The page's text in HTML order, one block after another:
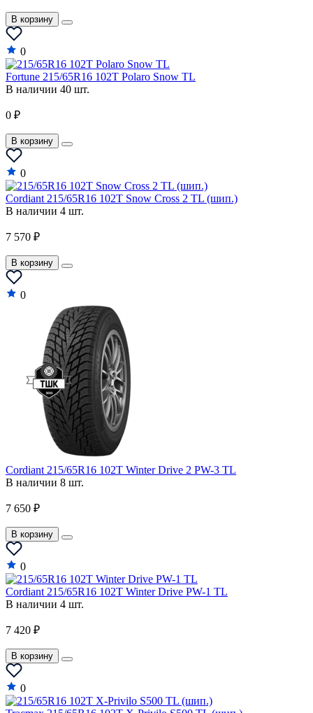
Vauxhall
Venucia
Volkswagen
В корзину
0
Fortune 215/65R16 102T Polaro Snow TL
В наличии 40 шт.
0 ₽
В корзину
0
Cordiant 215/65R16 102T Snow Cross 2 TL (шип.)
В наличии 4 шт.
7 570 ₽
В корзину
0
Cordiant 215/65R16 102T Winter Drive 2 PW-3 TL
В наличии 8 шт.
7 650 ₽
В корзину
0
Cordiant 215/65R16 102T Winter Drive PW-1 TL
В наличии 4 шт.
7 420 ₽
В корзину
0